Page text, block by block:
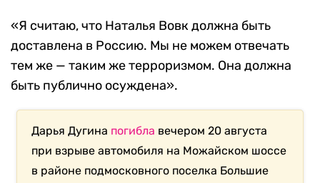
«Я считаю, что Наталья Вовк должна быть
доставлена в Россию. Мы не можем отвечать
тем же — таким же терроризмом. Она должна
быть публично осуждена».
Дарья Дугина погибла вечером 20 августа
при взрыве автомобиля на Можайском шоссе
в районе подмосковного поселка Большие